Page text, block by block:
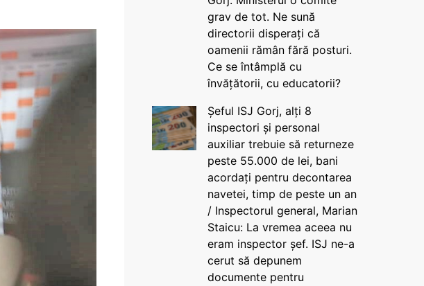
grav de tot. Ne sună
directorii disperați că
oamenii rămân fără posturi.
Ce se întâmplă cu
învățătorii, cu educatorii?
Șeful ISJ Gorj, alți 8
inspectori și personal
auxiliar trebuie să returneze
peste 55.000 de lei, bani
acordați pentru decontarea
navetei, timp de peste un an
/ Inspectorul general, Marian
Staicu: La vremea aceea nu
eram inspector șef. ISJ ne-a
cerut să depunem
documente pentru